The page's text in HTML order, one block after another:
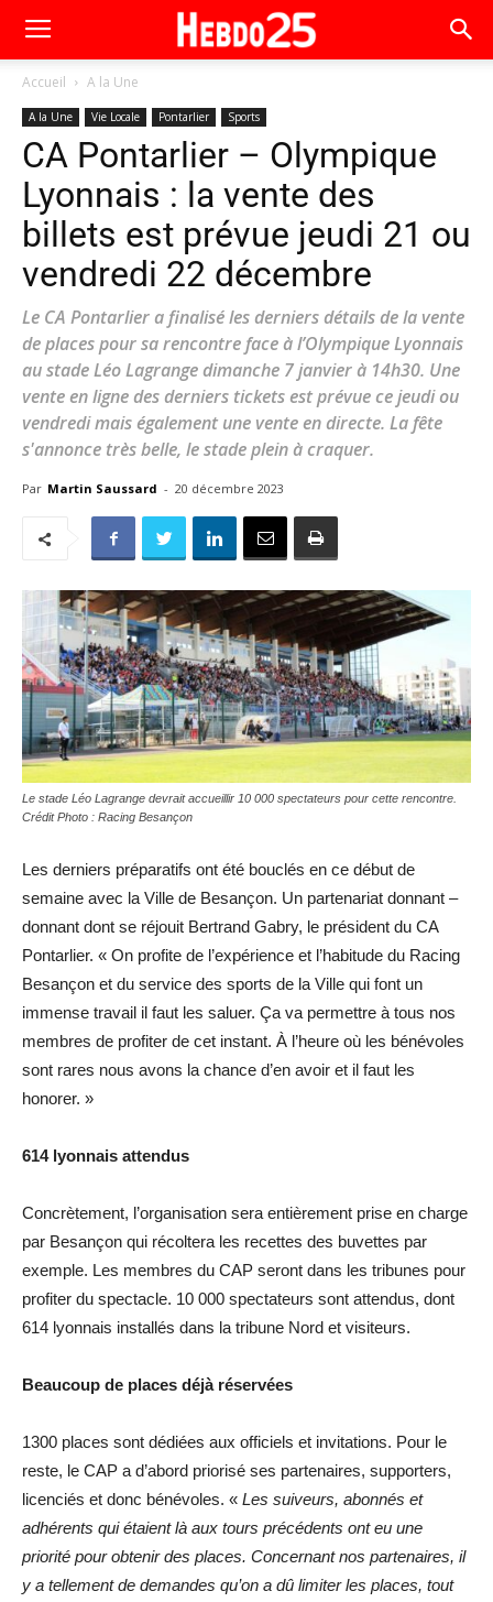
Accueil A la Une
A la Une Vie Locale Pontarlier Sports
CA Pontarlier – Olympique
Lyonnais : la vente des
billets est prévue jeudi 21 ou
vendredi 22 décembre
Le CA Pontarlier a finalisé les derniers détails de la vente
de places pour sa rencontre face à l’Olympique Lyonnais
au stade Léo Lagrange dimanche 7 janvier à 14h30. Une
vente en ligne des derniers tickets est prévue ce jeudi ou
vendredi mais également une vente en directe. La fête
s'annonce très belle, le stade plein à craquer.
Par Martin Saussard - 20 décembre 2023
Le stade Léo Lagrange devrait accueillir 10 000 spectateurs pour cette rencontre.
Crédit Photo : Racing Besançon
Les derniers préparatifs ont été bouclés en ce début de
semaine avec la Ville de Besançon. Un partenariat donnant –
donnant dont se réjouit Bertrand Gabry, le président du CA
Pontarlier. « On profite de l’expérience et l’habitude du Racing
Besançon et du service des sports de la Ville qui font un
immense travail il faut les saluer. Ça va permettre à tous nos
membres de profiter de cet instant. À l’heure où les bénévoles
sont rares nous avons la chance d’en avoir et il faut les
honorer. »
614 lyonnais attendus
Concrètement, l’organisation sera entièrement prise en charge
par Besançon qui récoltera les recettes des buvettes par
exemple. Les membres du CAP seront dans les tribunes pour
profiter du spectacle. 10 000 spectateurs sont attendus, dont
614 lyonnais installés dans la tribune Nord et visiteurs.
Beaucoup de places déjà réservées
1300 places sont dédiées aux officiels et invitations. Pour le
reste, le CAP a d’abord priorisé ses partenaires, supporters,
licenciés et donc bénévoles. « Les suiveurs, abonnés et
adhérents qui étaient là aux tours précédents ont eu une
priorité pour obtenir des places. Concernant nos partenaires, il
y a tellement de demandes qu’on a dû limiter les places, tout